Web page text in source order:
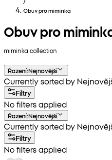
Obuv pro miminka
Obuv pro
miminka collection
Řazení:Nejnovější
Currently sorted by
Filtry
No filters applied
Řazení:Nejnovější
Currently sorted by
Filtry
No filters applied